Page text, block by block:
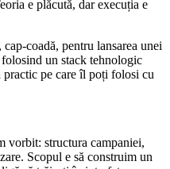
e plăcută, dar execuția e
coadă, pentru lansarea unei
un stack tehnologic
pe care îl poți folosi cu
vorbit: structura campaniei,
Scopul e să construim un